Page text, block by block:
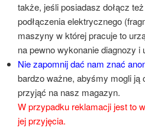
także, jeśli posiadasz dołącz
podłączenia elektrycznego
maszyny w której pracuje to
na pewno wykonanie diagnozy i
Nie zapomnij dać nam znać
bardzo ważne, abyśmy mogli ją
przyjąć na nasz magazyn.
W przypadku reklamacji jest to
jej przyjęcia.